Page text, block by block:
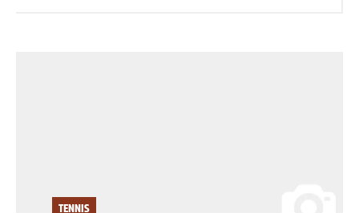
TENNIS